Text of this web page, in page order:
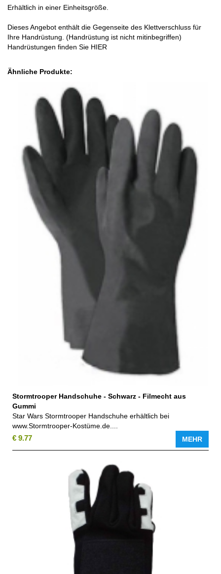
Erhältlich in einer Einheitsgröße.
Dieses Angebot enthält die Gegenseite des Klettverschluss für
Ihre Handrüstung. (Handrüstung ist nicht mitinbegriffen)
Handrüstungen finden Sie HIER
Ähnliche Produkte:
Stormtrooper Handschuhe - Schwarz - Filmecht aus
Gummi
Star Wars Stormtrooper Handschuhe erhältlich bei
www.Stormtrooper-Kostüme.de....
€ 9.77 MEHR